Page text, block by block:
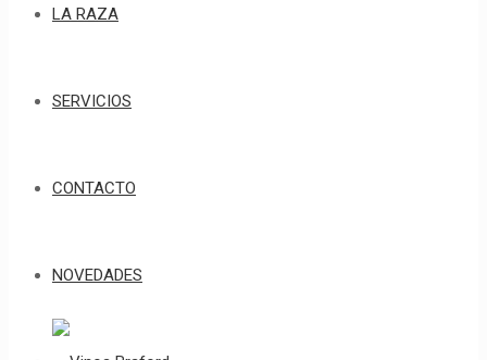
LA RAZA
SERVICIOS
CONTACTO
NOVEDADES